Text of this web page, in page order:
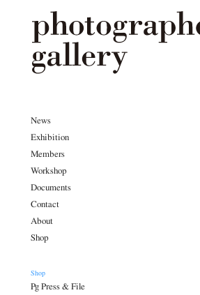
News
Exhibition
Members
Workshop
Documents
Contact
About
Shop
Shop
Pg Press & File